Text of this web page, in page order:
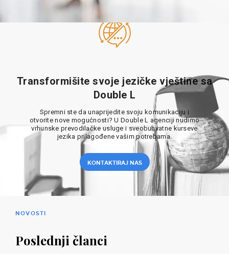
Transformišite svoje jezičke vještine sa
Double L
Spremni ste da unaprijedite svoju komunikaciju i
otvorite nove mogućnosti? U Double L agenciji nudimo
vrhunske prevodilačke usluge i sveobuhvatne kurseve
jezika prilagođene vašim potrebama.
KONTAKTIRAJ NAS
NOVOSTI
Poslednji članci